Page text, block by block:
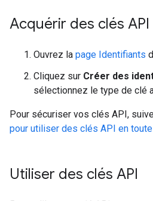
Acquérir des clés API
Ouvrez la page Identifiants
Cliquez sur Créer des
sélectionnez le type de clé
Pour sécuriser vos clés API,
pour utiliser des clés API en
Utiliser des clés API